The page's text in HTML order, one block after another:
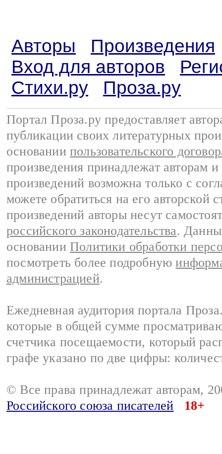
Авторы
Произведения
Вход для авторов
Стихи.ру
Проза.ру
Портал Проза.ру предоставляет
публикации своих литературных
основании пользовательского
произведения принадлежат авторам
произведений возможна только с
можете обратиться на его авторской
произведений авторы несут
российского законодательства.
основании Политики обработки
посмотреть более подробную
администрацией.
Ежедневная аудитория портала
которые в общей сумме
счетчика посещаемости, который
графе указано по две цифры:
© Все права принадлежат авторам,
Российского союза писателей
18+